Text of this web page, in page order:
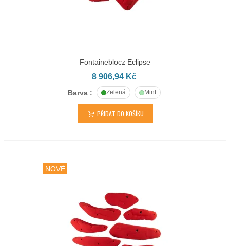
Fontaineblocz Eclipse
8 906,94 Kč
Barva : Zelená Mint
PŘIDAT DO KOŠÍKU
NOVÉ